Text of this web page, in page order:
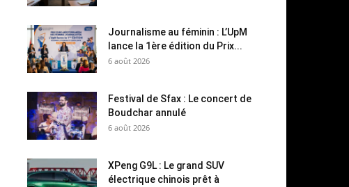
Journalisme au féminin : L’UpM
lance la 1ère édition du Prix...
6 août 2026
Festival de Sfax : Le concert de
Boudchar annulé
6 août 2026
XPeng G9L : Le grand SUV
électrique chinois prêt à